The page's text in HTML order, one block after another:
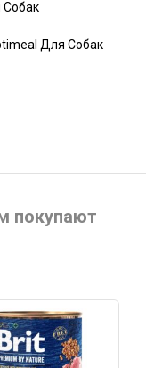
Для Собак
покупают